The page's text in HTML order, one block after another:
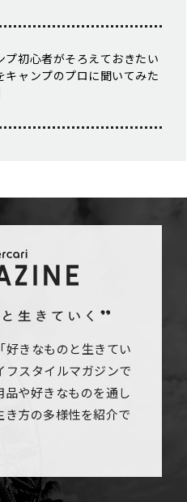
プ初心者がそろえておきたい
キャンプのプロに聞いてみた
好きなものと生きてい
フスタイルマガジンで
品や好きなものを通し
方の多様性を紹介で